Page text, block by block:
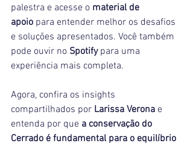
palestra e acesse o material de
apoio para entender melhor os desafios
e soluções apresentados. Você também
pode ouvir no Spotify para uma
experiência mais completa.
Agora, confira os insights
compartilhados por Larissa Verona e
entenda por que a conservação do
Cerrado é fundamental para o equilíbrio